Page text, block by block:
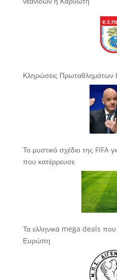
Κληρώσεις
Το μυστικό σχέδιο της FIFA
που κατέρρευσε
Τα ελληνικά mega deals
Ευρώπη